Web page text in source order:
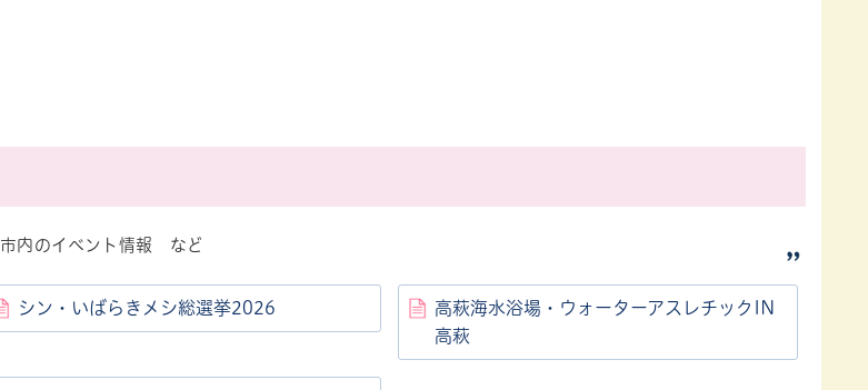
市内のイベント情報 など
シン・いばらきメシ総選挙2026
高萩海水浴場・ウォーターアスレチックIN
高萩